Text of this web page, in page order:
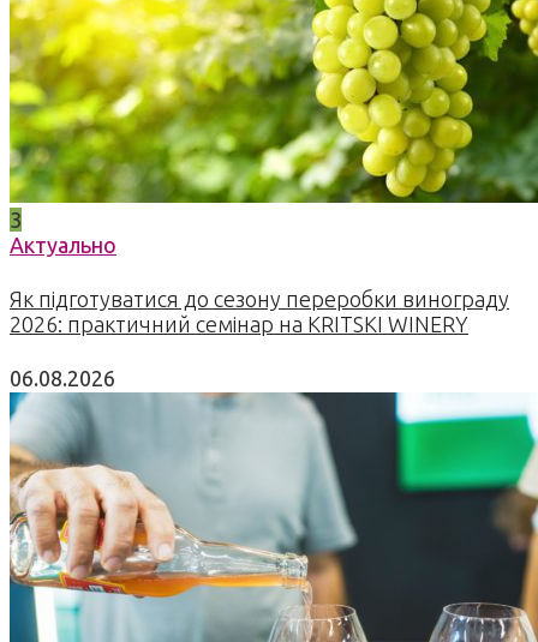
3
Актуально
Як підготуватися до сезону переробки винограду
2026: практичний семінар на KRITSKI WINERY
06.08.2026